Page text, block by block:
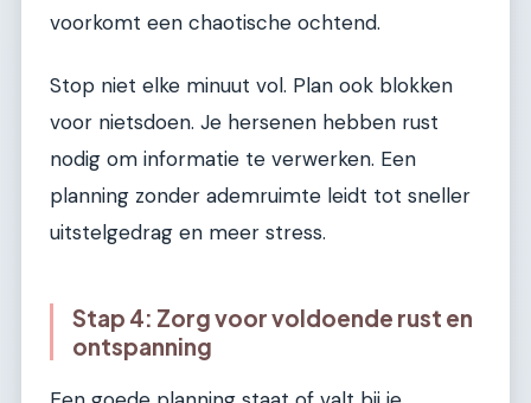
voorkomt een chaotische ochtend.
Stop niet elke minuut vol. Plan ook blokken
voor nietsdoen. Je hersenen hebben rust
nodig om informatie te verwerken. Een
planning zonder ademruimte leidt tot sneller
uitstelgedrag en meer stress.
Stap 4: Zorg voor voldoende rust en
ontspanning